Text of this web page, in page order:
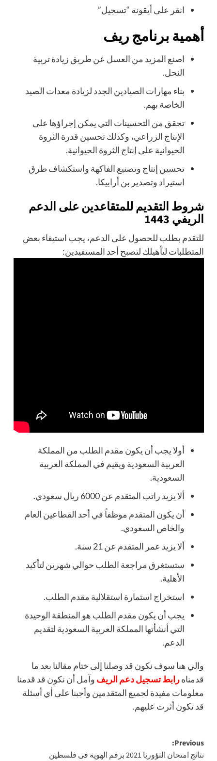
انقر على أيقونة “تسجيل”
أهمية برنامج ريف
اصنع المزيد من العسل عن طريق زيادة تربية
النحل.
بناء مهارات الصيادين الجدد لزيادة معدات الصيد
الخاصة بهم.
تحقق من التحسينات التي يمكن إجراؤها على
الإنتاج الزراعي، وكذلك تحسين قدرة الثروة
الحيوانية على إنتاج الثروة الحيوانية.
تحسين إنتاج وتصنيع الفاكهة واستكشاف طرق
استيراد وتصدير بن أرابيكا.
شروط التقديم للمتقاعدين على الدعم
الريفي 1443
للتقدم بطلب للحصول على الدعم، يجب استيفاء بعض
المتطلبات لتأهيلك لتصبح أحد المستفيدين:
أولا يجب أن يكون مقدم الطلب من المملكة
العربية السعودية ويقيم في المملكة العربية
السعودية.
ألا يزيد راتب المتقدم عن 6000 ريال سعودي.
أن يكون المتقدم موظفاً في أحد القطاعين العام
والخاص السعودي.
ألا يزيد عمر المتقدم عن 21 سنة.
ستستغرق مراجعة الطلب حوالي شهرين لتأكيد
الأهلية.
استخراج استمارة استقلالية مقدم الطلب.
يجب أن يكون مقدم الطلب هو المنطقة الوحيدة
التي أنشأتها المملكة العربية السعودية لتقديم
الدعم.
والي هنا سوف نكون قد وصلنا إلى ختام مقالنا بعد ما
قدمناهرابط تسجيل دعم الريف وآمل أن نكون قد قدمنا ​​
معلومات مفيدة لجميع المتقدمين وأجبنا على أي أسئلة
قد تكون أثرت عليهم.
Post
Previous:
نتائج امتحان التؤوريا 2021 برقم الهوية فى فلسطين